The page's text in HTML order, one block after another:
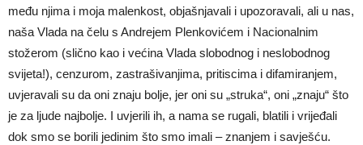
među njima i moja malenkost, objašnjavali i upozoravali, ali u nas,
naša Vlada na čelu s Andrejem Plenkovićem i Nacionalnim
stožerom (slično kao i većina Vlada slobodnog i neslobodnog
svijeta!), cenzurom, zastrašivanjima, pritiscima i difamiranjem,
uvjeravali su da oni znaju bolje, jer oni su „struka“, oni „znaju“ što
je za ljude najbolje. I uvjerili ih, a nama se rugali, blatili i vrijeđali
dok smo se borili jedinim što smo imali – znanjem i savješću.